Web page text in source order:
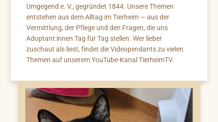
Umgegend e. V., gegründet 1844. Unsere Themen
entstehen aus dem Alltag im Tierheim — aus der
Vermittlung, der Pflege und den Fragen, die uns
Adoptant:innen Tag für Tag stellen. Wer lieber
zuschaut als liest, findet die Videopendants zu vielen
Themen auf unserem YouTube-Kanal TierheimTV.